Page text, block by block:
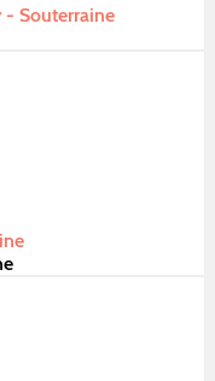
- Souterraine